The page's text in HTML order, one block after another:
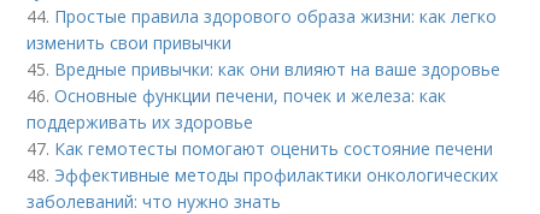
44. Простые правила здорового образа жизни: как легко
изменить свои привычки
45. Вредные привычки: как они влияют на ваше здоровье
46.Основные функции печени, почек и железа: как
поддерживать их здоровье
47. Как гемотесты помогают оценить состояние печени
48. Эффективные методы профилактики онкологических
заболеваний: что нужно знать